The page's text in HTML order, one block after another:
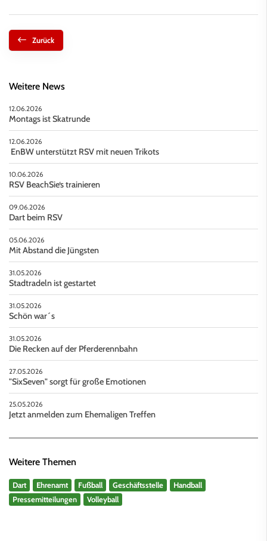
Zurück
Weitere News
12.06.2026
Montags ist Skatrunde
12.06.2026
EnBW unterstützt RSV mit neuen Trikots
10.06.2026
RSV BeachSie‘s trainieren
09.06.2026
Dart beim RSV
05.06.2026
Mit Abstand die Jüngsten
31.05.2026
Stadtradeln ist gestartet
31.05.2026
Schön war´s
31.05.2026
Die Recken auf der Pferderennbahn
27.05.2026
"SixSeven" sorgt für große Emotionen
25.05.2026
Jetzt anmelden zum Ehemaligen Treffen
Weitere Themen
Dart Ehrenamt Fußball Geschäftsstelle
Handball
Pressemitteilungen
Volleyball